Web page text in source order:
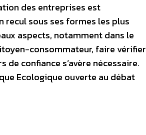
des entreprises est
recul sous ses formes les plus
aspects, notamment dans le
consommateur, faire vérifier
confiance s’avère nécessaire.
Ecologique ouverte au débat